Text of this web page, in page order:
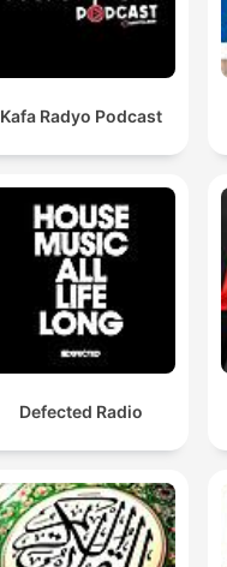
Kafa Radyo Podcast
Defected Radio